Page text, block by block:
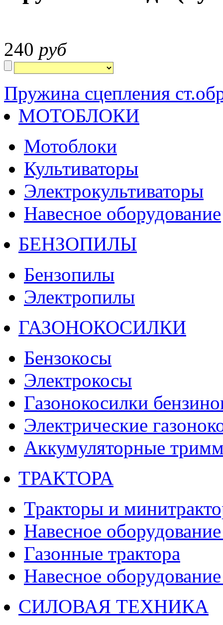
240 руб
Пружина сцепления
МОТОБЛОКИ
Мотоблоки
Культиваторы
Электрокультиваторы
Навесное оборудование
БЕНЗОПИЛЫ
Бензопилы
Электропилы
ГАЗОНОКОСИЛКИ
Бензокосы
Электрокосы
Газонокосилки
Электрические
Аккумуляторные
ТРАКТОРА
Тракторы и
Навесное
Газонные трактора
Навесное
СИЛОВАЯ ТЕХНИКА